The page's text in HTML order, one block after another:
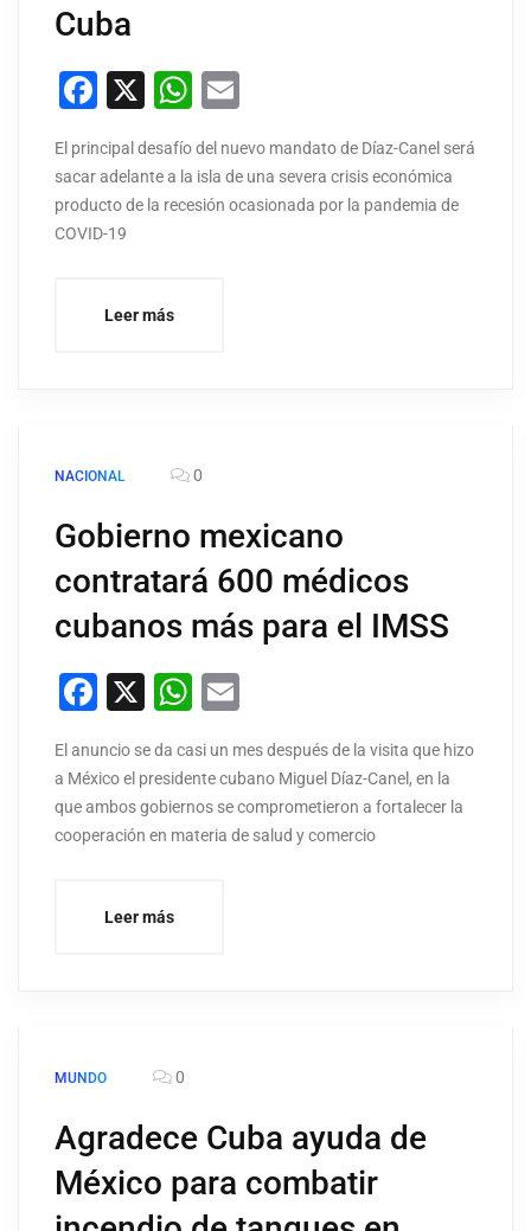
Cuba
Facebook
X WhatsApp
El principal desafío del nuevo mandato de Díaz-Canel será
sacar adelante a la isla de una severa crisis económica
producto de la recesión ocasionada por la pandemia de
COVID-19
Leer más
NACIONAL 0
Gobierno mexicano
contratará 600 médicos
cubanos más para el IMSS
Facebook
X WhatsApp
El anuncio se da casi un mes después de la visita que hizo
a México el presidente cubano Miguel Díaz-Canel, en la
que ambos gobiernos se comprometieron a fortalecer la
cooperación en materia de salud y comercio
Leer más
MUNDO 0
Agradece Cuba ayuda de
México para combatir